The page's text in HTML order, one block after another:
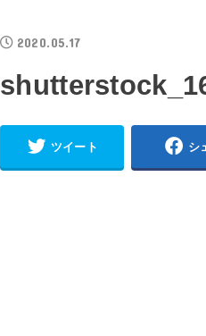
2020.05.17
ツイート シ